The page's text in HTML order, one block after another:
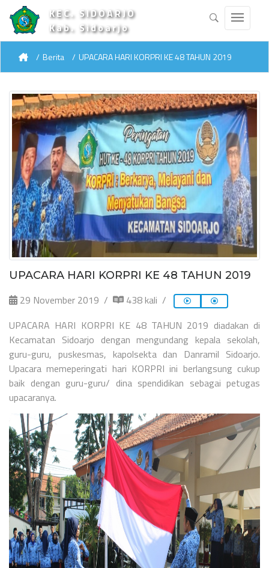
KEC. SIDOARJO
Kab. Sidoarjo
Berita UPACARA HARI KORPRI KE 48 TAHUN 2019
UPACARA HARI KORPRI KE 48 TAHUN 2019
29 November 2019
438 kali
UPACARA HARI KORPRI KE 48 TAHUN 2019 diadakan di
Kecamatan Sidoarjo dengan mengundang kepala sekolah,
guru-guru, puskesmas, kapolsekta dan Danramil Sidoarjo.
Upacara memeperingati hari KORPRI ini berlangsung cukup
baik dengan guru-guru/ dina spendidikan sebagai petugas
upacaranya.